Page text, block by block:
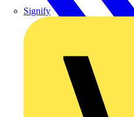
Signify